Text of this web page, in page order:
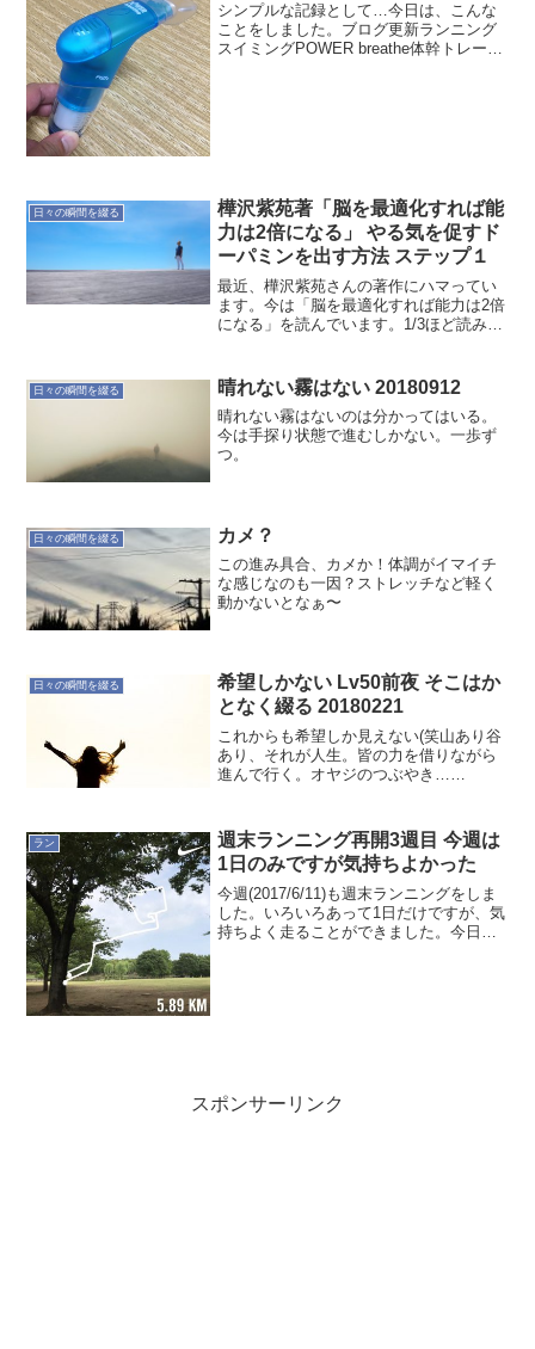
シンプルな記録として…今日は、こんな
ことをしました。ブログ更新ランニング
スイミングPOWER breathe体幹トレーニ
日々の瞬間を綴る
樺沢紫苑著「脳を最適化すれば能
力は2倍になる」 やる気を促すド
ーパミンを出す方法 ステップ１
最近、樺沢紫苑さんの著作にハマってい
ます。今は「脳を最適化すれば能力は2倍
になる」を読んでいます。1/3ほど読み進
ったので記しておきます。普段、仕事な
どで目標を立てます...
日々の瞬間を綴る 晴れない霧はない 20180912
晴れない霧はないのは分かってはいる。
今は手探り状態で進むしかない。一歩ず
つ。
日々の瞬間を綴る カメ？
この進み具合、カメか！体調がイマイチ
な感じなのも一因？ストレッチなど軽く
動かないとなぁ〜
日々の瞬間を綴る
希望しかない Lv50前夜 そこはか
となく綴る 20180221
これからも希望しか見えない(笑山あり谷
あり、それが人生。皆の力を借りながら
進んで行く。オヤジのつぶやき…
ラン
週末ランニング再開3週目 今週は
1日のみですが気持ちよかった
今週(2017/6/11)も週末ランニングをしま
した。いろいろあって1日だけですが、気
持ちよく走ることができました。今日は
スポンサーリンク